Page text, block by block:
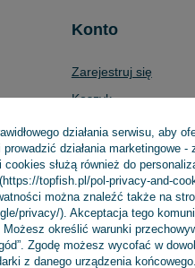
Konto
Zarejestruj się
Koszyk
Listy zakupowe
Lista zakupionych
Historia transakcji
Moje rabaty
Newsletter
działania serwisu, aby
działania marketingowe
służą również do
topfish.pl/pol-privacy-and-
można znaleźć także na
privacy/). Akceptacja tego
określić warunki
Zgodę możesz wycofać w
z danego urządzenia końcowego.